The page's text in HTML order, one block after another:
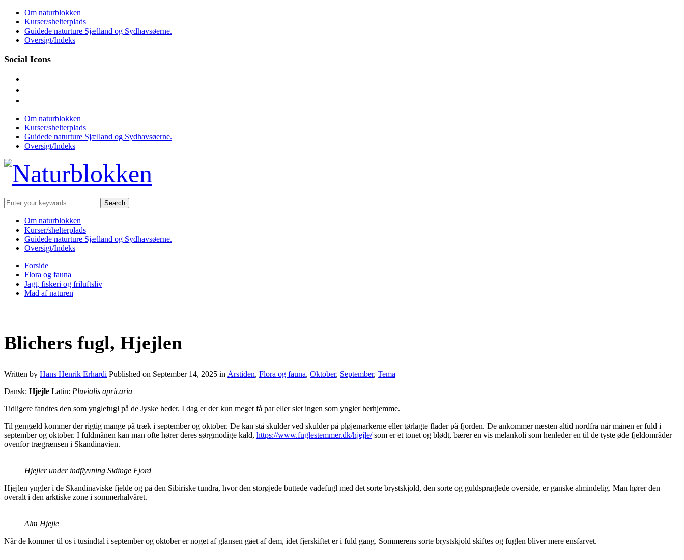
Skip
content
Om naturblokken
Kurser/shelterplads
Guidede naturture Sjælland og Sydhavsøerne.
Oversigt/Indeks
Social Icons
Om naturblokken
Kurser/shelterplads
Guidede naturture Sjælland og Sydhavsøerne.
Oversigt/Indeks
Search
for:
Om naturblokken
Kurser/shelterplads
Guidede naturture Sjælland og Sydhavsøerne.
Oversigt/Indeks
Forside
Flora og fauna
Jagt, fiskeri og friluftsliv
Mad af naturen
Blichers fugl, Hjejlen
Written by Hans Henrik Erhardi Published on September 14, 2025 in Årstiden, Flora og fauna, Oktober, September, Tema
Dansk: Hjejle Latin: Pluvialis apricaria
Tidligere fandtes den som ynglefugl på de Jyske heder. I dag er der kun meget få par eller slet ingen som yngler herhjemme.
Til gengæld kommer der rigtig mange på træk i september og oktober. De kan stå skulder ved skulder på pløjemarkerne eller tørlagte flader på fjorden. De ankommer næsten altid nordfra når månen er fuld i
september og oktober. I fuldmånen kan man ofte hører deres sørgmodige kald, https://www.fuglestemmer.dk/hjejle/som er et tonet og blødt, bærer en vis melankoli som henleder en til de tyste øde fjeldområder
ovenfor trægrænsen i Skandinavien.
Hjejler under indflyvning Sidinge Fjord
Hjejlen yngler i de Skandinaviske fjelde og på den Sibiriske tundra, hvor den storøjede buttede vadefugl med det sorte brystskjold, den sorte og guldspraglede overside, er ganske almindelig. Man hører den
overalt i den arktiske zone i sommerhalvåret.
Alm Hjejle
Når de kommer til os i tusindtal i september og oktober er noget af glansen gået af dem, idet fjerskiftet er i fuld gang. Sommerens sorte brystskjold skiftes og fuglen bliver mere ensfarvet.